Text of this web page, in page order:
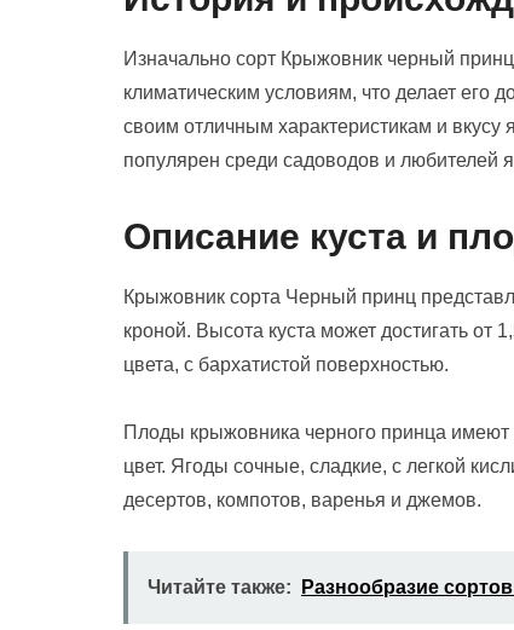
Изначально сорт Крыжовник черный
климатическим условиям, что делает его
своим отличным характеристикам и вкусу
популярен среди садоводов и любителей
Описание куста и
Крыжовник сорта Черный принц
кроной. Высота куста может достигать от
цвета, с бархатистой поверхностью.
Плоды крыжовника черного принца
цвет. Ягоды сочные, сладкие, с легкой
десертов, компотов, варенья и джемов.
Читайте также: Разнообразие